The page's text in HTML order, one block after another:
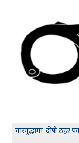
चारमुद्धामा दोषी ठहर